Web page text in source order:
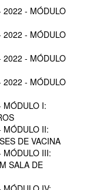
2022 - MÓDULO
2022 - MÓDULO
2022 - MÓDULO
2022 - MÓDULO
MÓDULO I:
MÓDULO II:
DE VACINA
MÓDULO III:
SALA DE